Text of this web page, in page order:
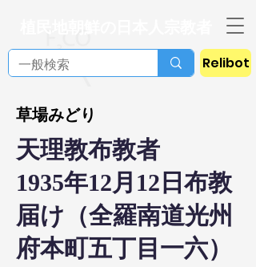
Relibot
草場みどり
天理教布教者
1935年12月12日布教
届け（全羅南道光州
府本町五丁目一六）